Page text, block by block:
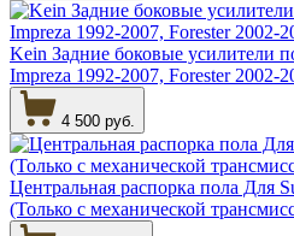
Kein Задние боковые усилители
Impreza 1992-2007, Forester 2002-
4 500 руб.
Центральная распорка пола Для
(Только с механической